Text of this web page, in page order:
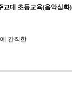
교대 초등교육(음악심화)
간직한